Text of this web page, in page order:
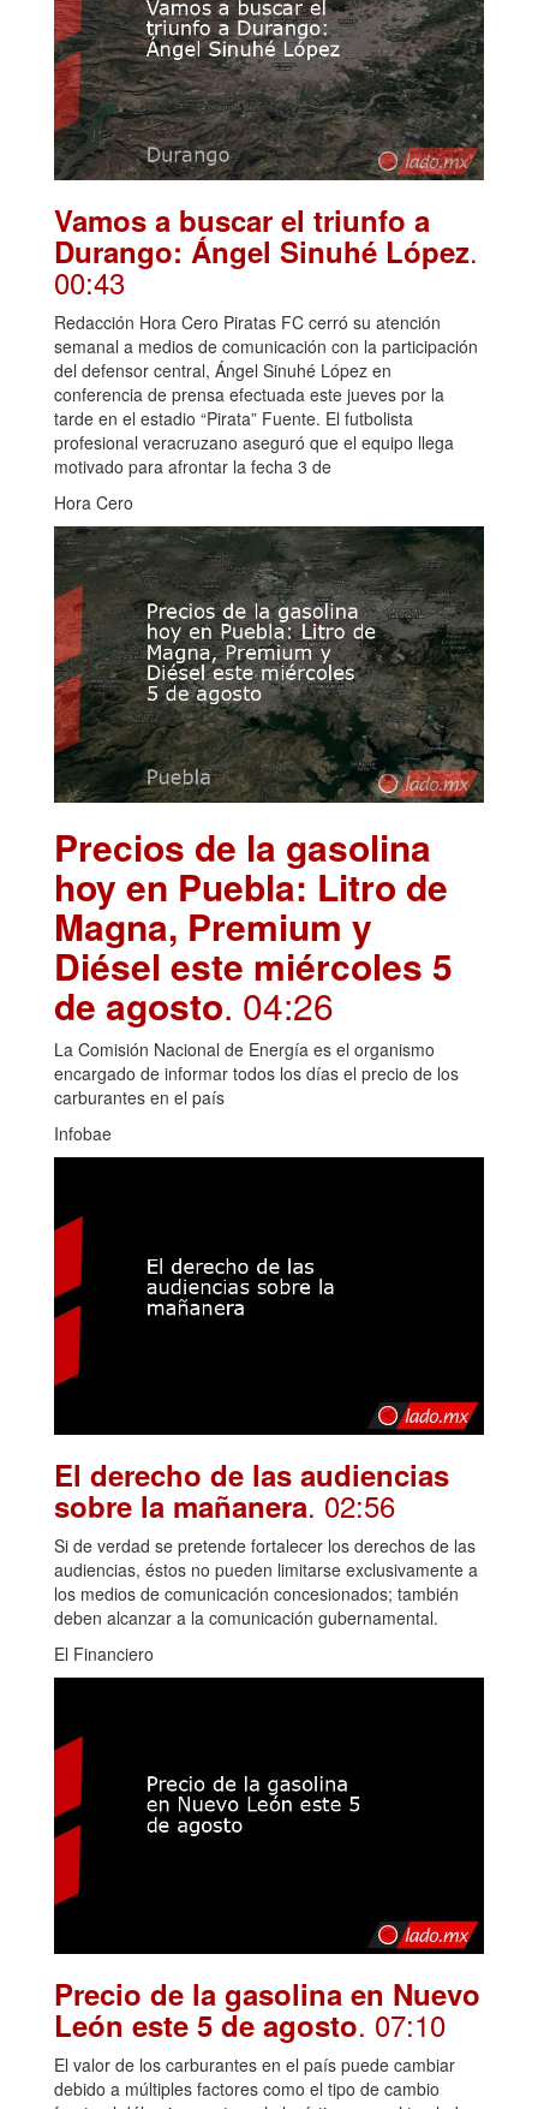
Vamos a buscar el triunfo a
Durango: Ángel Sinuhé López.
00:43
Redacción Hora Cero Piratas FC cerró su atención
semanal a medios de comunicación con la participación
del defensor central, Ángel Sinuhé López en
conferencia de prensa efectuada este jueves por la
tarde en el estadio “Pirata” Fuente. El futbolista
profesional veracruzano aseguró que el equipo llega
motivado para afrontar la fecha 3 de
Hora Cero
Precios de la gasolina
hoy en Puebla: Litro de
Magna, Premium y
Diésel este miércoles 5
de agosto. 04:26
La Comisión Nacional de Energía es el organismo
encargado de informar todos los días el precio de los
carburantes en el país
Infobae
El derecho de las audiencias
sobre la mañanera. 02:56
Si de verdad se pretende fortalecer los derechos de las
audiencias, éstos no pueden limitarse exclusivamente a
los medios de comunicación concesionados; también
deben alcanzar a la comunicación gubernamental.
El Financiero
Precio de la gasolina en Nuevo
León este 5 de agosto. 07:10
El valor de los carburantes en el país puede cambiar
debido a múltiples factores como el tipo de cambio